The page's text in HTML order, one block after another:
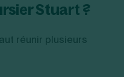
Stuart ?
réunir plusieurs